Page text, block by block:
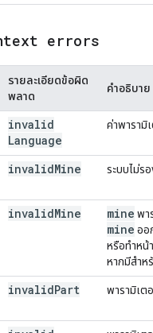
errors
รายละเอียดข้อผิด
พลาด
คำอธิบาย
invalid
Language
ค่าพารามิ
invalidMine ระบบไม่ร
invalidMine mine พา
mine ออ
หรือทำหน้
หากมีสำห
invalidPart พารามิเต